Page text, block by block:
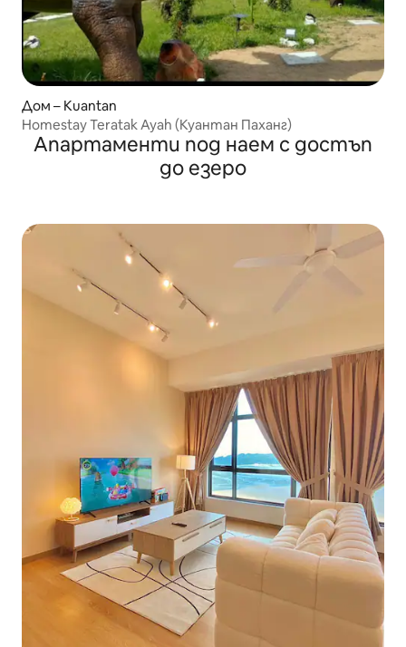
Дом – Kuantan
Homestay Teratak Ayah (Куантан Паханг)
Апартаменти под наем с достъп
до езеро